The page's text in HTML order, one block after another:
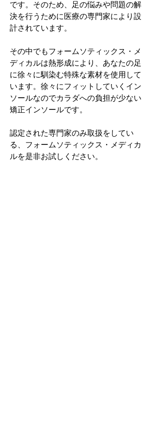
です。そのため、足の悩みや問題の解
決を行うために医療の専門家により設
計されています。
その中でもフォームソティックス・メ
ディカルは熱形成により、あなたの足
に徐々に馴染む特殊な素材を使用して
います。徐々にフィットしていくイン
ソールなのでカラダへの負担が少ない
矯正インソールです。
認定された専門家のみ取扱をしてい
る、フォームソティックス・メディカ
ルを是非お試しください。